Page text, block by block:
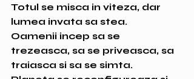
Totul se misca in viteza, dar
lumea invata sa stea.
Oamenii incep sa se
trezeasca, sa se priveasca, sa
traiasca si sa se simta.